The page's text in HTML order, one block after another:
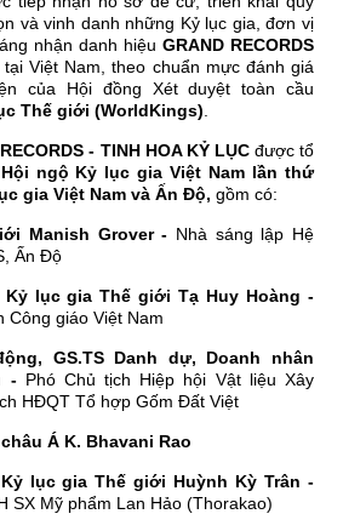
và vinh danh những Kỷ lục gia, đơn vị
nhận danh hiệuGRAND RECORDS
tại Việt Nam, theo chuẩn mực đánh giá
của Hội đồng Xét duyệt toàn cầu
Thế giới (WorldKings)
- TINH HOA KỶ LỤCđược tổ
Hội ngộ Kỷ lục gia Việt Nam lần thứ
gia Việt Nam và Ấn Độ, gồm có:
Manish Grover - Nhà sáng lập Hệ
Ấn Độ
Kỷ lục gia Thế giới Tạ Huy Hoàng -
Công giáo Việt Nam
GS.TS Danh dự, Doanh nhân
- Phó Chủ tịch Hiệp hội Vật liệu Xây
HĐQT Tổ hợp Gốm Đất Việt
Á K. Bhavani Rao
lục gia Thế giới Huỳnh Kỳ Trân -
SX Mỹ phẩm Lan Hảo (Thorakao)